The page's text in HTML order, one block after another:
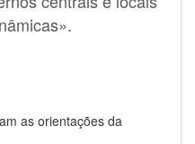
as orientações da